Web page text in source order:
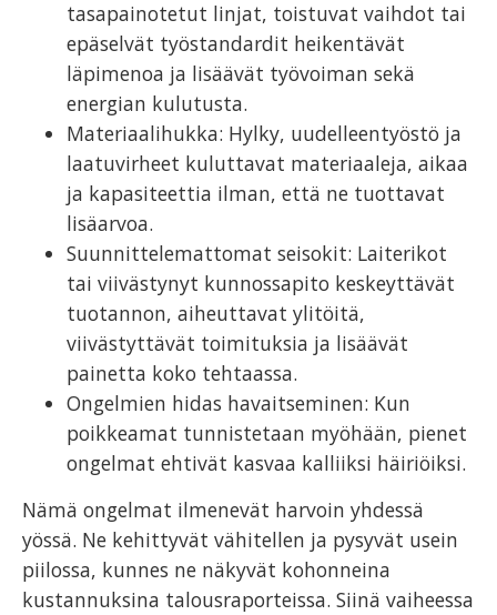
tasapainotetut linjat, toistuvat vaihdot tai
epäselvät työstandardit heikentävät
läpimenoa ja lisäävät työvoiman sekä
energian kulutusta.
Materiaalihukka: Hylky, uudelleentyöstö ja
laatuvirheet kuluttavat materiaaleja, aikaa
ja kapasiteettia ilman, että ne tuottavat
lisäarvoa.
Suunnittelemattomat seisokit: Laiterikot
tai viivästynyt kunnossapito keskeyttävät
tuotannon, aiheuttavat ylitöitä,
viivästyttävät toimituksia ja lisäävät
painetta koko tehtaassa.
Ongelmien hidas havaitseminen: Kun
poikkeamat tunnistetaan myöhään, pienet
ongelmat ehtivät kasvaa kalliiksi häiriöiksi.
Nämä ongelmat ilmenevät harvoin yhdessä
yössä. Ne kehittyvät vähitellen ja pysyvät usein
piilossa, kunnes ne näkyvät kohonneina
kustannuksina talousraporteissa. Siinä vaiheessa